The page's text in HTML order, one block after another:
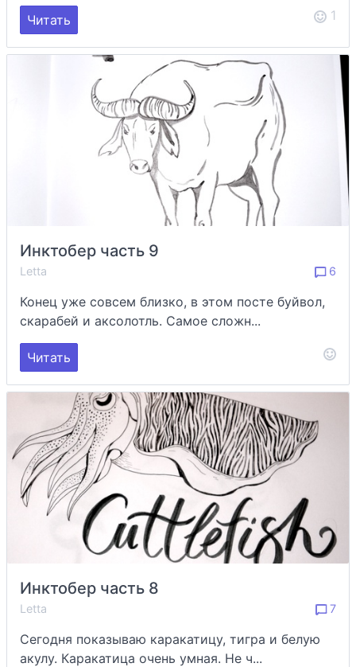
Читать 1
Инктобер часть 9
Letta 6
Конец уже совсем близко, в этом посте буйвол,
скарабей и аксолотль. Самое сложн...
Читать
Инктобер часть 8
Letta 7
Сегодня показываю каракатицу, тигра и белую
акулу. Каракатица очень умная. Не ч...